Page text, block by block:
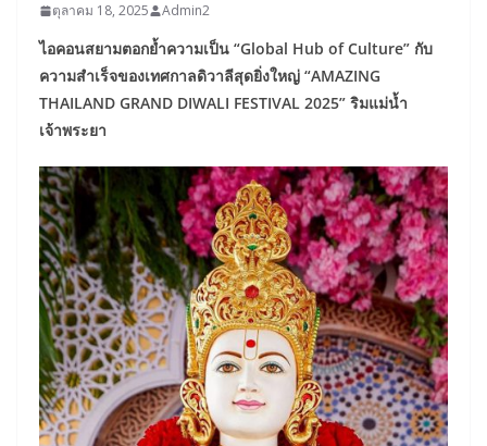
ตุลาคม 18, 2025 Admin2
ไอคอนสยามตอกย้ำความเป็น “Global Hub of Culture” กับ
ความสำเร็จของเทศกาลดิวาลีสุดยิ่งใหญ่ “AMAZING
THAILAND GRAND DIWALI FESTIVAL 2025” ริมแม่น้ำ
เจ้าพระยา